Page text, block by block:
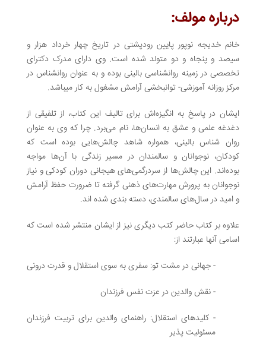
درباره مولف:
خانم خدیجه نوپور پایین رودپشتی در تاریخ چهار خرداد هزار و
سیصد و پنجاه و دو متولد شده است. وی دارای مدرک دکترای
تخصصی در زمینه روانشناسی بالینی بوده و به عنوان روانشناس در
مرکز روزانه آموزشی- توانبخشی آرامش مشغول به کار میباشد.
ایشان در پاسخ به انگیزه‌اش برای تالیف این کتاب، از تلفیقی از
دغدغه علمی و عشق به انسان‌ها، نام می‌برد. چرا که وی به عنوان
روان شناس بالینی، همواره شاهد چالش‌هایی بوده است که
کودکان، نوجوانان و سالمندان در مسیر زندگی با آن‌ها مواجه
بوده‌اند. این چالش‌ها از سردرگمی‌های هیجانی دوران کودکی و نیاز
نوجوانان به پرورش مهارت‌های ذهنی گرفته تا ضرورت حفظ آرامش
و امید در سال‌های سالمندی، دسته بندی شده اند.
علاوه بر کتاب حاضر کتب دیگری نیز از ایشان منتشر شده است که
اسامی آنها عبارتند از:
- جهانی در مشت تو: سفری به سوی استقلال و قدرت درونی
- نقش والدین در عزت نفس فرزندان
- کلیدهای استقلال: راهنمای والدین برای تربیت فرزندان
مسئولیت پذیر